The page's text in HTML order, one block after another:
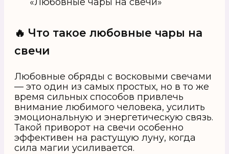
🔥 Что такое любовные чары на
свечи
Любовные обряды с восковыми свечами
— это один из самых простых, но в то же
время сильных способов привлечь
внимание любимого человека, усилить
эмоциональную и энергетическую связь.
Такой приворот на свечи особенно
эффективен на растущую луну, когда
сила магии усиливается.